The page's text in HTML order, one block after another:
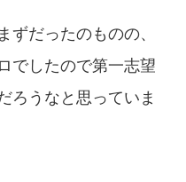
ずだったのものの、
でしたので第一志望
ろうなと思っていま